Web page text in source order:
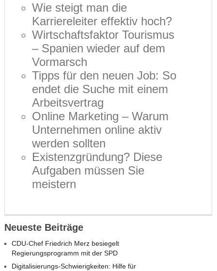
Wie steigt man die
Karriereleiter effektiv hoch?
Wirtschaftsfaktor Tourismus
– Spanien wieder auf dem
Vormarsch
Tipps für den neuen Job: So
endet die Suche mit einem
Arbeitsvertrag
Online Marketing – Warum
Unternehmen online aktiv
werden sollten
Existenzgründung? Diese
Aufgaben müssen Sie
meistern
Neueste Beiträge
CDU-Chef Friedrich Merz besiegelt
Regierungsprogramm mit der SPD
Digitalisierungs-Schwierigkeiten: Hilfe für